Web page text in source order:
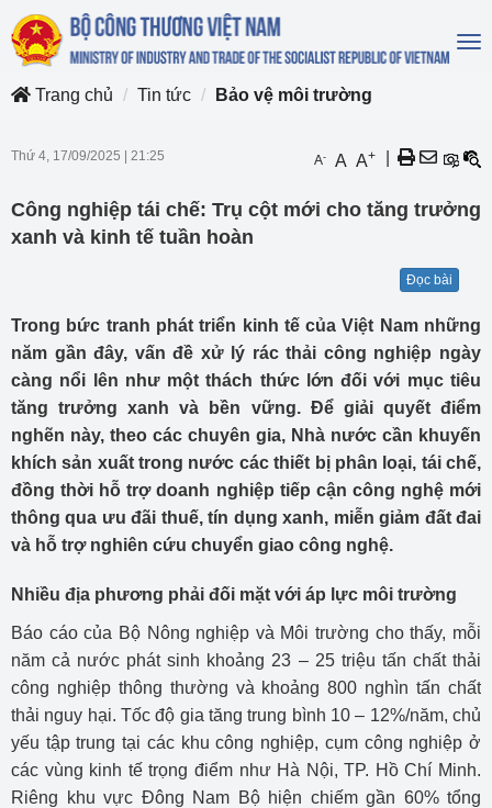
Trang chủ
Tin tức Bảo vệ môi trường
Thứ 4, 17/09/2025 21:25 A- A A+
Công nghiệp tái chế: Trụ cột mới cho tăng trưởng
xanh và kinh tế tuần hoàn
Đọc bài
Trong bức tranh phát triển kinh tế của Việt Nam những
năm gần đây, vấn đề xử lý rác thải công nghiệp ngày
càng nổi lên như một thách thức lớn đối với mục tiêu
tăng trưởng xanh và bền vững. Để giải quyết điểm
nghẽn này, theo các chuyên gia, Nhà nước cần khuyến
khích sản xuất trong nước các thiết bị phân loại, tái chế,
đồng thời hỗ trợ doanh nghiệp tiếp cận công nghệ mới
thông qua ưu đãi thuế, tín dụng xanh, miễn giảm đất đai
và hỗ trợ nghiên cứu chuyển giao công nghệ.
Nhiều địa phương phải đối mặt với áp lực môi trường
Báo cáo của Bộ Nông nghiệp và Môi trường cho thấy, mỗi
năm cả nước phát sinh khoảng 23 – 25 triệu tấn chất thải
công nghiệp thông thường và khoảng 800 nghìn tấn chất
thải nguy hại. Tốc độ gia tăng trung bình 10 – 12%/năm, chủ
yếu tập trung tại các khu công nghiệp, cụm công nghiệp ở
các vùng kinh tế trọng điểm như Hà Nội, TP. Hồ Chí Minh.
Riêng khu vực Đông Nam Bộ hiện chiếm gần 60% tổng